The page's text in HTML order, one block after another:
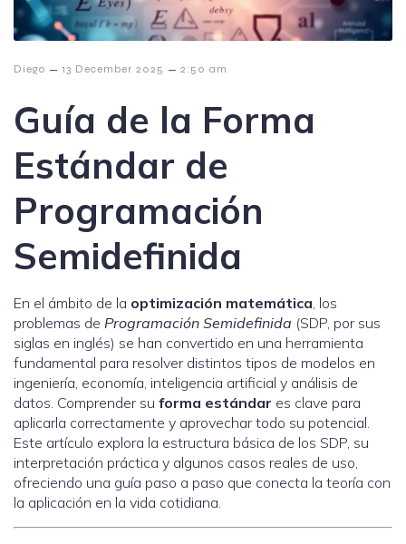
Diego – 13 December 2025 – 2:50 am
Guía de la Forma
Estándar de
Programación
Semidefinida
En el ámbito de la optimización matemática, los
problemas de Programación Semidefinida (SDP, por sus
siglas en inglés) se han convertido en una herramienta
fundamental para resolver distintos tipos de modelos en
ingeniería, economía, inteligencia artificial y análisis de
datos. Comprender su forma estándar es clave para
aplicarla correctamente y aprovechar todo su potencial.
Este artículo explora la estructura básica de los SDP, su
interpretación práctica y algunos casos reales de uso,
ofreciendo una guía paso a paso que conecta la teoría con
la aplicación en la vida cotidiana.